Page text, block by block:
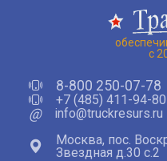
с
8-800 250-07-78
+7 (485) 411-94-80
@
info@truckresurs.ru
Москва, пос.
Звездная д.30 с.2